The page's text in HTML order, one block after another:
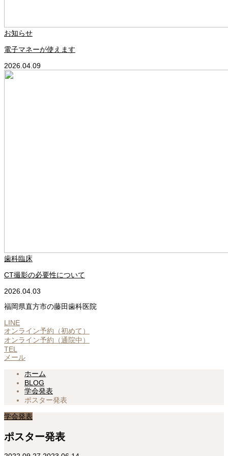
お知らせ
電子マネーが使えます
2026.04.09
歯科臨床
CT撮影の必要性について
2026.04.03
福岡県直方市の藤田歯科医院
LINE
オンライン予約（初めて）
オンライン予約（通院中）
TEL
メール
ホーム
BLOG
学会発表
ポスター発表
学会発表
ポスター発表